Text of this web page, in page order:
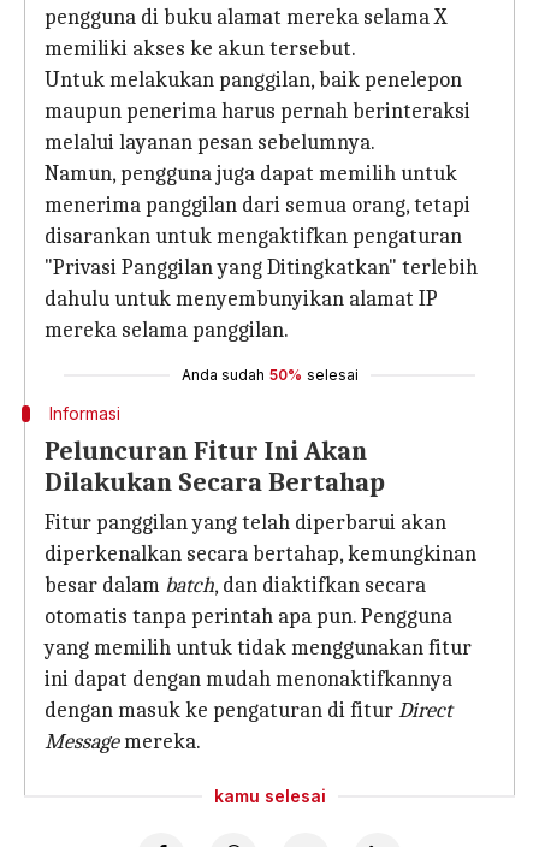
pengguna di buku alamat mereka selama X
memiliki akses ke akun tersebut.
Untuk melakukan panggilan, baik penelepon
maupun penerima harus pernah berinteraksi
melalui layanan pesan sebelumnya.
Namun, pengguna juga dapat memilih untuk
menerima panggilan dari semua orang, tetapi
disarankan untuk mengaktifkan pengaturan
"Privasi Panggilan yang Ditingkatkan" terlebih
dahulu untuk menyembunyikan alamat IP
mereka selama panggilan.
Anda sudah 50% selesai
Informasi
Peluncuran Fitur Ini Akan
Dilakukan Secara Bertahap
Fitur panggilan yang telah diperbarui akan
diperkenalkan secara bertahap, kemungkinan
besar dalam batch, dan diaktifkan secara
otomatis tanpa perintah apa pun. Pengguna
yang memilih untuk tidak menggunakan fitur
ini dapat dengan mudah menonaktifkannya
dengan masuk ke pengaturan di fiturDirect
Messagemereka.
kamu selesai